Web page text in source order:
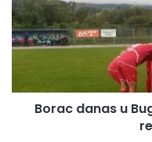
a
c
d
a
Borac danas u